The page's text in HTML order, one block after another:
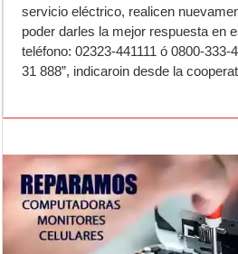
servicio eléctrico, realicen
poder darles la mejor respuesta en
teléfono: 02323-441111 ó 0800-
31 888”, indicaroin desde la